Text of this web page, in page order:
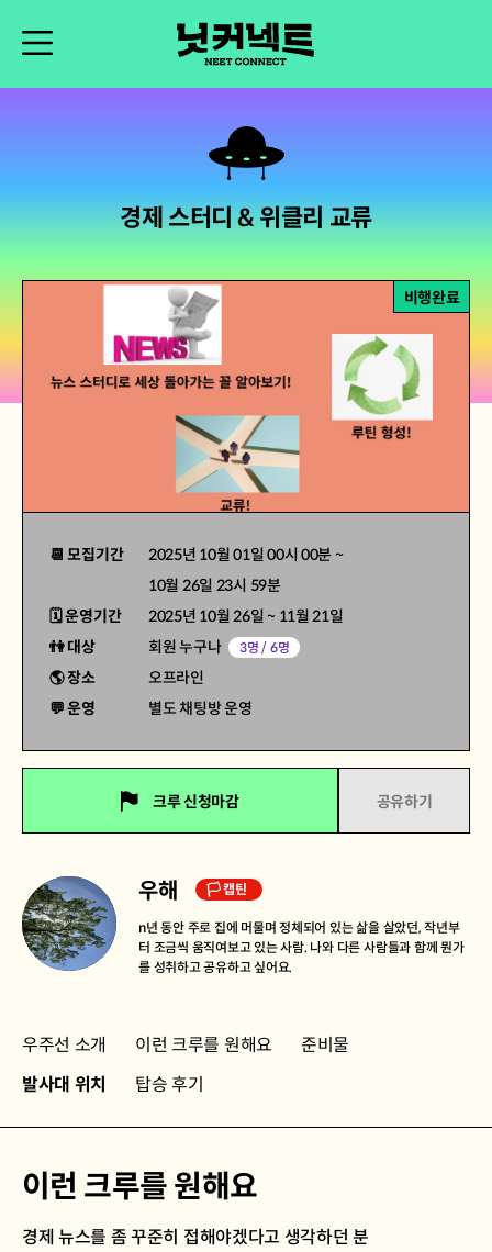
경제 스터디 & 위클리 교류
비행완료
📆 모집기간 2025년 10월 01일 00시 00분 ~
10월 26일 23시 59분
🗓 운영기간
2025년 10월 26일 ~ 11월 21일
👫 대상
회원 누구나 3명 / 6명
🌎 장소
오프라인
💬 운영
별도 채팅방 운영
크루 신청마감 공유하기
우해 🏳 캡틴
n년 동안 주로 집에 머물며 정체되어 있는 삶을 살았던, 작년부
터 조금씩 움직여보고 있는 사람. 나와 다른 사람들과 함께 뭔가
를 성취하고 공유하고 싶어요.
우주선 소개 이런 크루를 원해요
준비물
발사대 위치
탑승 후기
이런 크루를 원해요
경제 뉴스를 좀 꾸준히 접해야겠다고 생각하던 분